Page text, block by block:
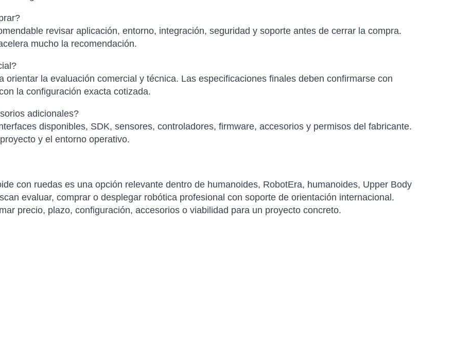
revisar aplicación, entorno, integración, seguridad y soporte antes de cerrar la compra.
mucho la recomendación.
orientar la evaluación comercial y técnica. Las especificaciones finales deben confirmarse con
la configuración exacta cotizada.
adicionales?
disponibles, SDK, sensores, controladores, firmware, accesorios y permisos del fabricante.
y el entorno operativo.
con ruedas es una opción relevante dentro de humanoides, RobotEra, humanoides, Upper Body
evaluar, comprar o desplegar robótica profesional con soporte de orientación internacional.
precio, plazo, configuración, accesorios o viabilidad para un proyecto concreto.